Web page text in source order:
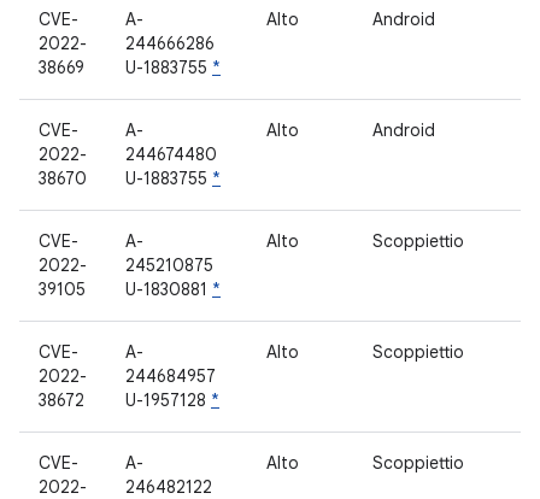
CVE-
2022-
38669
A-
244666286
U-1883755 *
Alto Android
CVE-
2022-
38670
A-
244674480
U-1883755 *
Alto Android
CVE-
2022-
39105
A-
245210875
U-1830881 *
Alto Scoppiettio
CVE-
2022-
38672
A-
244684957
U-1957128 *
Alto Scoppiettio
CVE-
2022-
A-
246482122
Alto Scoppiettio